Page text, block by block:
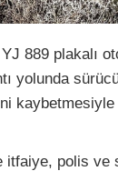
889 plakalı
yolunda
kaybetmesiyle
itfaiye, polis ve